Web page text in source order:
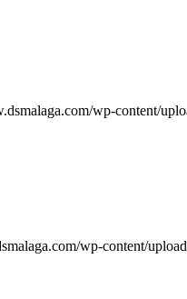
wp-content/
wp-content/